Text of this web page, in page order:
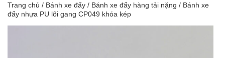
Trang chủ / Bánh xe đẩy / Bánh xe đẩy hàng tải nặng / Bánh xe
đẩy nhựa PU lõi gang CP049 khóa kép